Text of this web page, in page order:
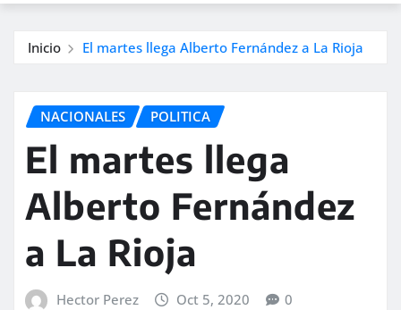
Inicio El martes llega Alberto Fernández a La Rioja
NACIONALES POLITICA
El martes llega
Alberto Fernández
a La Rioja
Hector Perez Oct 5, 2020 0